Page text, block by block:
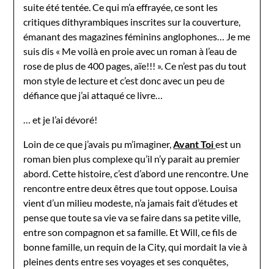
suite été tentée. Ce qui m’a effrayée, ce sont les
critiques dithyrambiques inscrites sur la couverture,
émanant des magazines féminins anglophones… Je me
suis dis « Me voilà en proie avec un roman à l’eau de
rose de plus de 400 pages, aïe!!! ». Ce n’est pas du tout
mon style de lecture et c’est donc avec un peu de
défiance que j’ai attaqué ce livre…
… et je l’ai dévoré!
Loin de ce que j’avais pu m’imaginer,Avant Toiest un
roman bien plus complexe qu’il n’y parait au premier
abord. Cette histoire, c’est d’abord une rencontre. Une
rencontre entre deux êtres que tout oppose. Louisa
vient d’un milieu modeste, n’a jamais fait d’études et
pense que toute sa vie va se faire dans sa petite ville,
entre son compagnon et sa famille. Et Will, ce fils de
bonne famille, un requin de la City, qui mordait la vie à
pleines dents entre ses voyages et ses conquêtes,